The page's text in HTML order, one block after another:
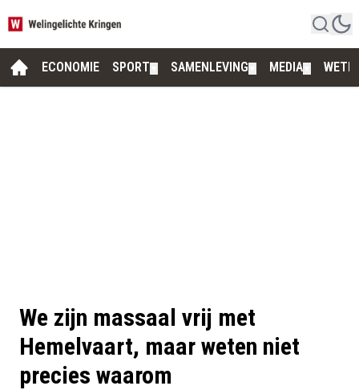
ECONOMIE SPORT SAMENLEVING MEDIA
We zijn massaal vrij met
Hemelvaart, maar weten niet
precies waarom